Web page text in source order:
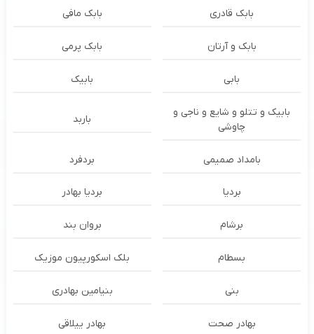
بابک قادری بابک مافی
بابک و آرتان بابک پرمی
بابی بابیک
بابیک و تتلو و شایع و ناجی و
چاوشی
باربد
بامداد صمیمی بردفرد
بردیا بردیا بهادر
برشام بروان بند
بسطام بلک اسکورپیون موزیک
بنی بنیامین بهادری
بهادر صحت بهادر ییلاقی